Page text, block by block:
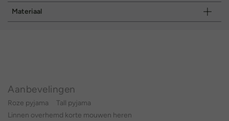
Materiaal
Aanbevelingen
Roze pyjama
Tall pyjama
Linnen overhemd korte mouwen heren